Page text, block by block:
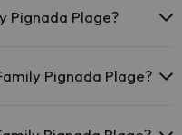
Pignada Plage?
la piscina y otras
verano)
Pignada Plage?